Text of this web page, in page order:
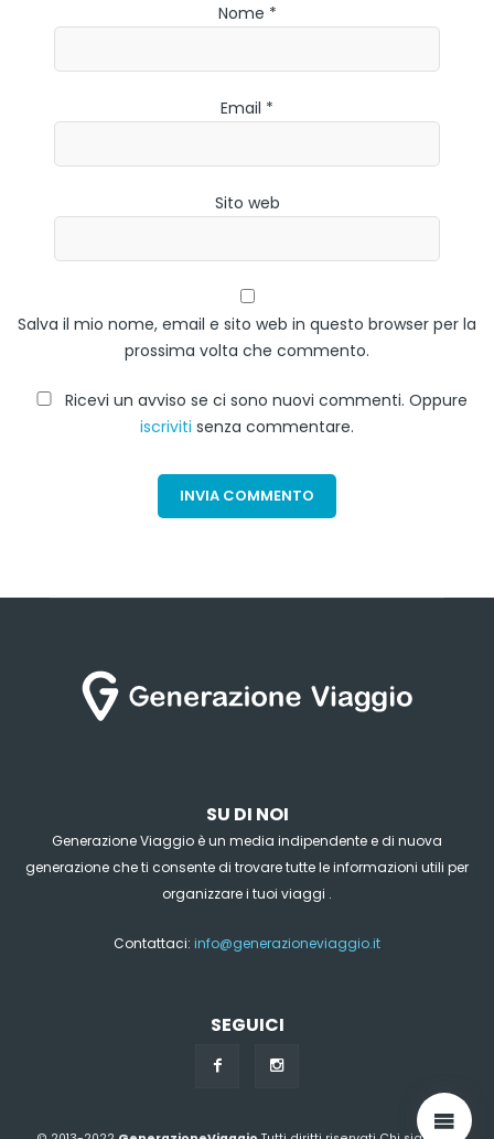
Nome *
Email *
Sito web
Salva il mio nome, email e sito web in questo browser per la
prossima volta che commento.
Ricevi un avviso se ci sono nuovi commenti. Oppure
iscriviti senza commentare.
SU DI NOI
Generazione Viaggio è un media indipendente e di nuova
generazione che ti consente di trovare tutte le informazioni utili per
organizzare i tuoi viaggi .
Contattaci: info@generazioneviaggio.it
SEGUICI